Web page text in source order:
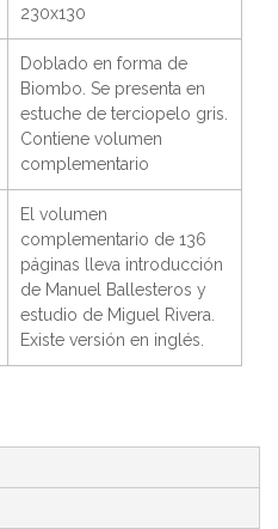
230x130
Doblado en forma de
Biombo. Se presenta en
estuche de terciopelo gris.
Contiene volumen
complementario
El volumen
complementario de 136
páginas lleva introducción
de Manuel Ballesteros y
estudio de Miguel Rivera.
Existe versión en inglés.